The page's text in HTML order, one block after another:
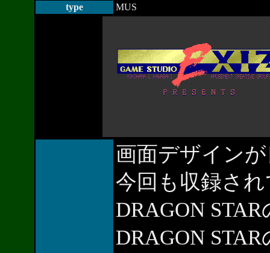
type
MUS
画面デザイン
今回も収録さ
DRAGON
DRAGON